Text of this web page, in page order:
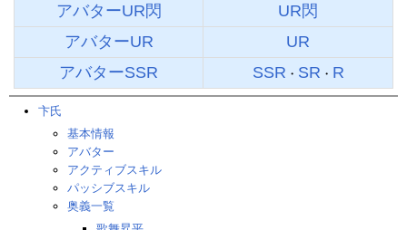
アバターUR閃
UR閃
アバターUR
UR
アバターSSR
SSR ・ SR ・ R
卞氏
基本情報
アバター
アクティブスキル
パッシブスキル
奥義一覧